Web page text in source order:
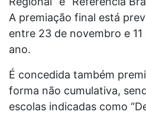
A premiação final está
entre 23 de novembro e
ano.
É concedida também
forma não cumulativa,
escolas indicadas como